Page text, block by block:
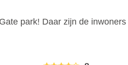
park! Daar zijn de inwoners